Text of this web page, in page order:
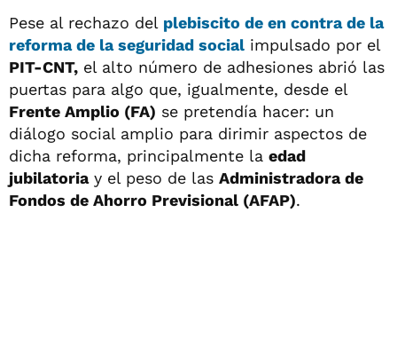
Pese al rechazo del plebiscito de en contra de la
reforma de la seguridad social impulsado por el
PIT-CNT, el alto número de adhesiones abrió las
puertas para algo que, igualmente, desde el
Frente Amplio (FA) se pretendía hacer: un
diálogo social amplio para dirimir aspectos de
dicha reforma, principalmente la edad
jubilatoriay el peso de las Administradora de
Fondos de Ahorro Previsional (AFAP).